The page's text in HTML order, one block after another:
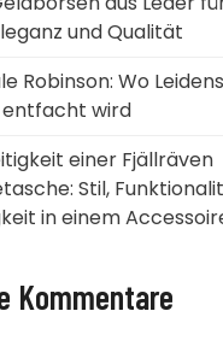
und Qualität
Robinson: Wo
entfacht wird
einer Fjällräven
Stil,
in einem
Kommentare